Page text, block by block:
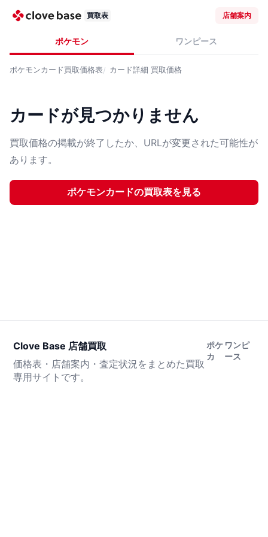
買取表 店舗案内
ポケモン ワンピース
ポケモンカード買取価格表 カード詳細 買取価格
カードが見つかりません
買取価格の掲載が終了したか、URLが変更された可能性が
あります。
ポケモンカードの買取表を見る
Clove Base 店舗買取
価格表・店舗案内・査定状況をまとめた買取
専用サイトです。
ポケ
カ
ワンピ
ース